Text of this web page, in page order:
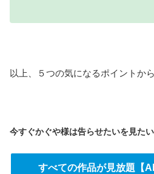
以上、５つの気になるポイントか
今すぐかぐや様は告らせたいを見た
すべての作品が見放題【